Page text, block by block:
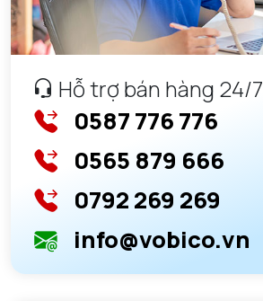
Hỗ trợ bán hàng 24/7
0587 776 776
0565 879 666
0792 269 269
info@vobico.vn